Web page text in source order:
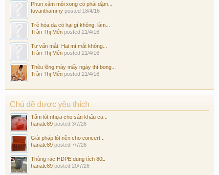
Phun xăm môi xong có phải dặm...
tuvanthammy posted 18/4/16
Trẻ hóa da có hại gì không, làm...
Trần Thị Mến posted 21/4/16
Tư vấn mắt: Hai mí mắt không...
Trần Thị Mến posted 21/4/16
Thêu lông mày mấy ngày thì bong...
Trần Thị Mến posted 21/4/16
Chủ đề được yêu thích
Tấm lót nhựa cho sân khấu ca...
hanatc89 posted 3/7/26
Giải pháp lót nền cho concert...
hanatc89 posted 7/7/26
Thùng rác HDPE dung tích 80L
hanatc89 posted 20/7/26